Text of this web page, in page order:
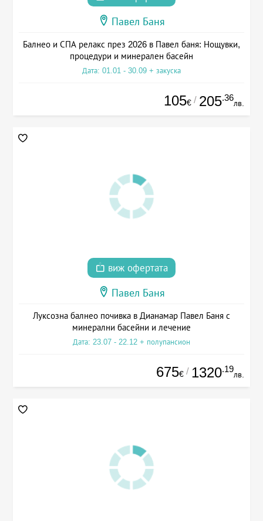
Павел Баня
Балнео и СПА релакс през 2026 в Павел баня: Нощувки,
процедури и минерален басейн
Дата: 01.01 - 30.09 + закуска
105€ / 205.36
лв.
виж офертата
Павел Баня
Луксозна балнео почивка в Дианамар Павел Баня с
минерални басейни и лечение
Дата: 23.07 - 22.12 + полупансион
675€ / 1320.19
лв.